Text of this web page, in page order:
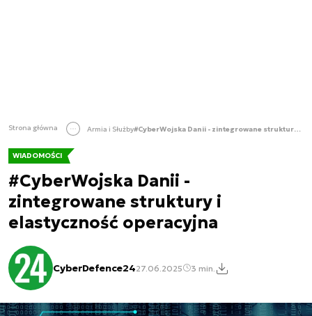
Strona główna Armia i Służby #CyberWojska Danii - zintegrowane struktury i elastyczność operacyjna
WIADOMOŚCI
#CyberWojska Danii -
zintegrowane struktury i
elastyczność operacyjna
CyberDefence2427.06.2025 3 min.